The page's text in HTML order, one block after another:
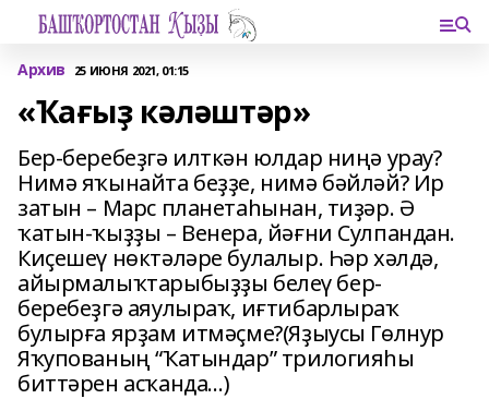
Архив 25 ИЮНЯ 2021, 01:15
«Ҡағыҙ кәләштәр»
Бер-беребеҙгә илткән юлдар ниңә урау?
Нимә яҡынайта беҙҙе, нимә бәйләй? Ир
затын – Марс планетаһынан, тиҙәр. Ә
ҡатын-ҡыҙҙы – Венера, йәғни Сулпандан.
Киҫешеү нөктәләре булалыр. Һәр хәлдә,
айырмалыҡтарыбыҙҙы белеү бер-
беребеҙгә аяулыраҡ, иғтибарлыраҡ
булырға ярҙам итмәҫме?(Яҙыусы Гөлнур
Яҡупованың “Ҡатындар” трилогияһы
биттәрен асҡанда…)